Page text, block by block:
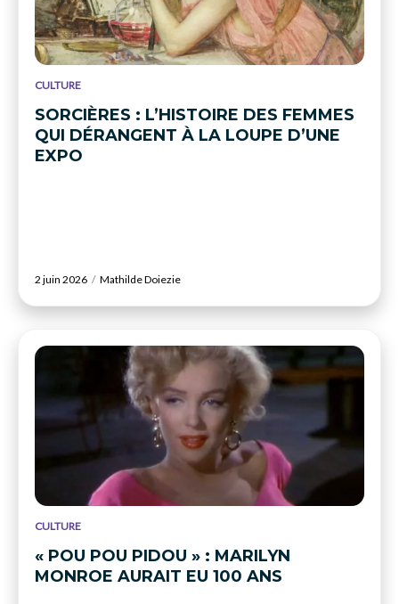
CULTURE
SORCIÈRES : L’HISTOIRE DES FEMMES
QUI DÉRANGENT À LA LOUPE D’UNE
EXPO
2 juin 2026 Mathilde Doiezie
CULTURE
« POU POU PIDOU » : MARILYN
MONROE AURAIT EU 100 ANS